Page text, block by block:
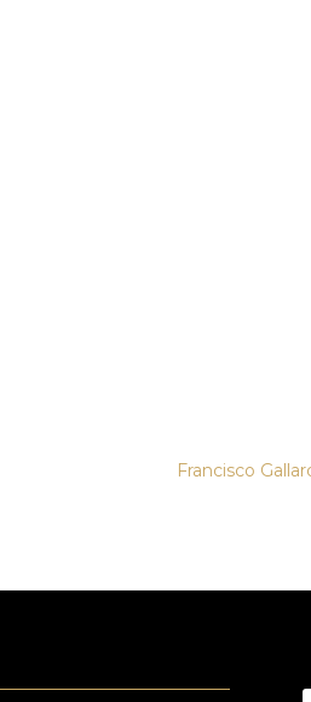
Francisco